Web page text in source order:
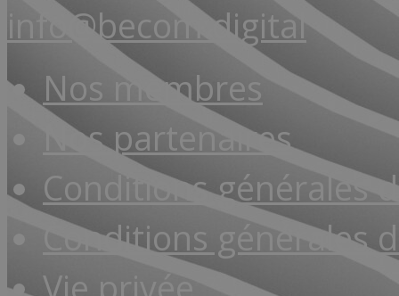
info@becom.digital
Nos membres
Nos partenaires
Conditions générales
Conditions générales